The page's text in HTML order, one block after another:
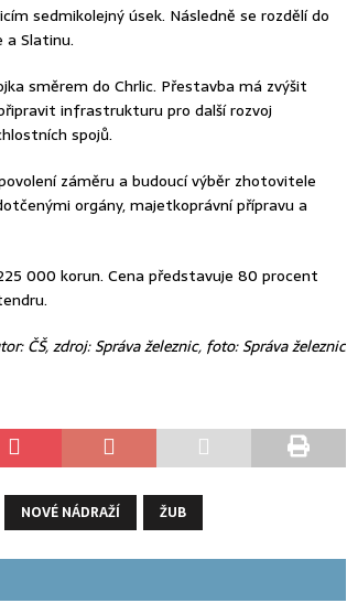
sedmikolejný úsek. Následně se rozdělí do
a Slatinu.
směrem do Chrlic. Přestavba má zvýšit
infrastrukturu pro další rozvoj
spojů.
záměru a budoucí výběr zhotovitele
orgány, majetkoprávní přípravu a
000 korun. Cena představuje 80 procent
ČŠ, zdroj: Správa železnic, foto: Správa železnic
NOVÉ NÁDRAŽÍ ŽUB